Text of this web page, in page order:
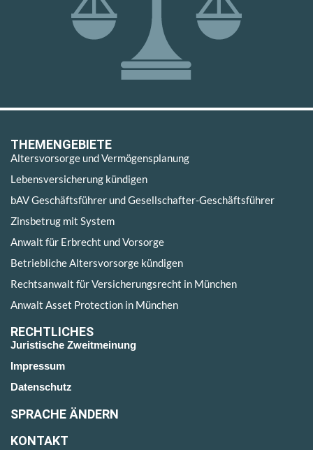
THEMENGEBIETE
Altersvorsorge und Vermögensplanung
Lebensversicherung kündigen
bAV Geschäftsführer und Gesellschafter-Geschäftsführer
Zinsbetrug mit System
Anwalt für Erbrecht und Vorsorge
Betriebliche Altersvorsorge kündigen
Rechtsanwalt für Versicherungsrecht in München
Anwalt Asset Protection in München
RECHTLICHES
Juristische Zweitmeinung
Impressum
Datenschutz
SPRACHE ÄNDERN
KONTAKT